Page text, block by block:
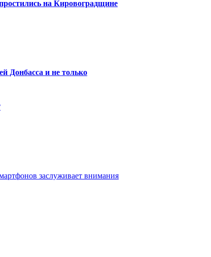
на Кировоградщине
Донбасса и не только
заслуживает внимания